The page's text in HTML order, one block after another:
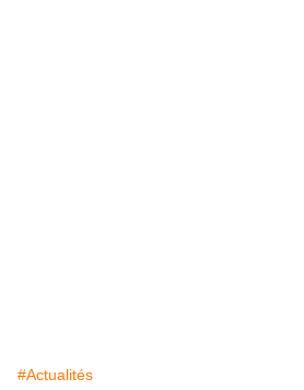
#Actualités